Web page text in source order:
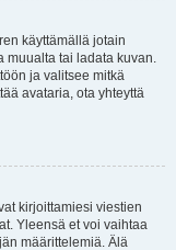
käyttämällä jotain
muualta tai ladata kuvan.
ja valitsee mitkä
avataria, ota yhteyttä
kirjoittamiesi viestien
Yleensä et voi vaihtaa
määrittelemiä. Älä